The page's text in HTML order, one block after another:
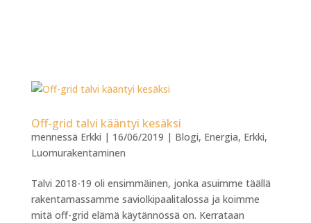
Off-grid talvi kääntyi kesäksi
mennessä Erkki | 16/06/2019 | Blogi, Energia, Erkki,
Luomurakentaminen
Talvi 2018-19 oli ensimmäinen, jonka asuimme täällä
rakentamassamme saviolkipaalitalossa ja koimme
mitä off-grid elämä käytännössä on. Kerrataan